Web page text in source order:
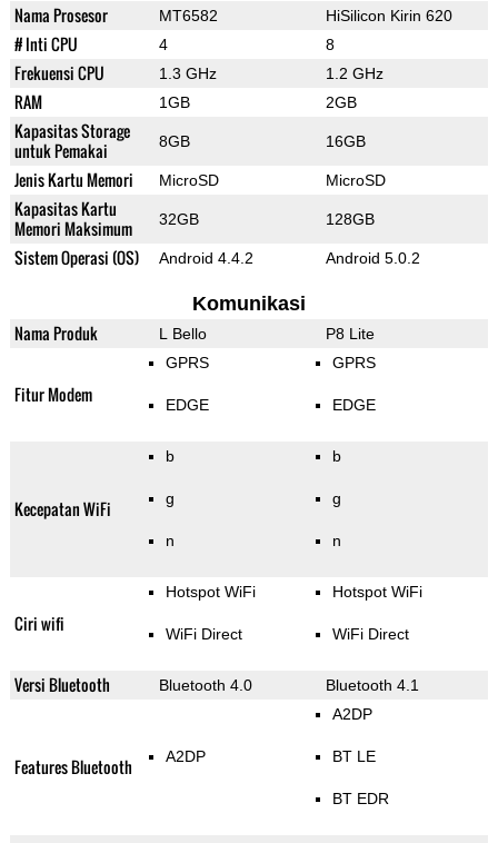
Nama Prosesor MT6582 HiSilicon Kirin 620
# Inti CPU 4 8
Frekuensi CPU 1.3 GHz 1.2 GHz
RAM 1GB 2GB
Kapasitas Storage
untuk Pemakai
8GB 16GB
Jenis Kartu Memori MicroSD MicroSD
Kapasitas Kartu
Memori Maksimum
32GB 128GB
Sistem Operasi (OS) Android 4.4.2 Android 5.0.2
Komunikasi
Nama Produk L Bello P8 Lite
Fitur Modem
GPRS
EDGE
GPRS
EDGE
Kecepatan WiFi
b
g
n
b
g
n
Ciri wifi
Hotspot WiFi
WiFi Direct
Hotspot WiFi
WiFi Direct
Versi Bluetooth Bluetooth 4.0 Bluetooth 4.1
Features Bluetooth A2DP
A2DP
BT LE
BT EDR